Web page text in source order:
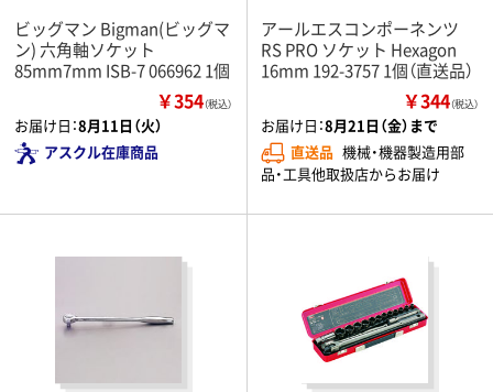
ビッグマン Bigman(ビッグマ
ン) 六角軸ソケット
85mm7mm ISB-7 066962 1個
￥354（税込）
お届け日：8月11日（火）
アスクル在庫商品
アールエスコンポーネンツ
RS PRO ソケット Hexagon
16mm 192-3757 1個（直送品）
￥344（税込）
お届け日：8月21日（金）まで
直送品 機械・機器製造用部
品・工具他取扱店からお届け